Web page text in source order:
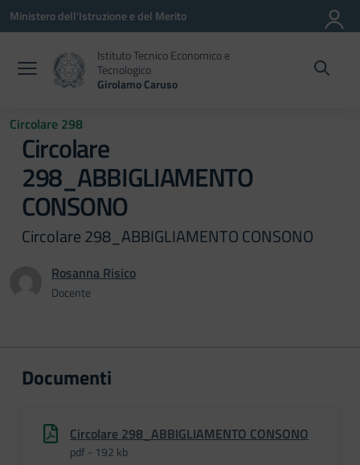
Vai ai contenuti
Vai al menu di navigazione
Vai al footer
Ministero dell'Istruzione e del Merito
Istituto Tecnico Economico e
Tecnologico
Girolamo Caruso
Circolare 298
Circolare
298_ABBIGLIAMENTO
CONSONO
Circolare 298_ABBIGLIAMENTO CONSONO
Rosanna Risico
Docente
Documenti
Circolare 298_ABBIGLIAMENTO CONSONO
pdf - 192 kb